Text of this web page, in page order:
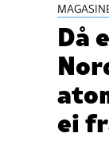
Då
ei